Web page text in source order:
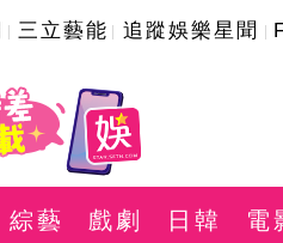
三立藝能 追蹤娛樂星聞
綜藝 戲劇 日韓 電